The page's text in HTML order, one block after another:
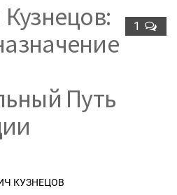
1
Путь
КУЗНЕЦОВ